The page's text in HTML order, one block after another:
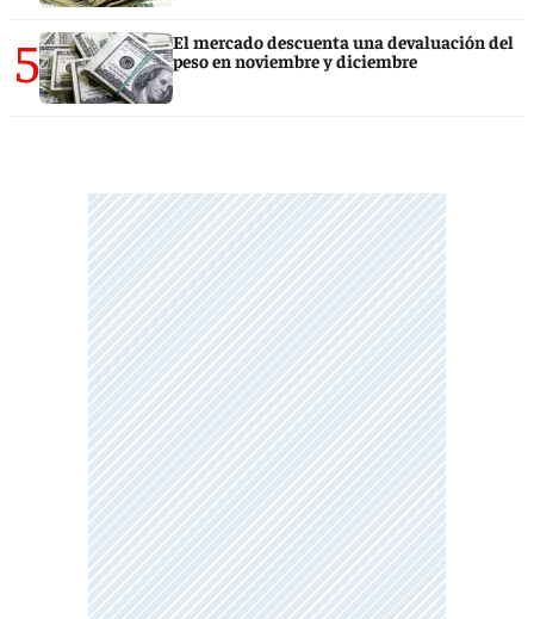
5
El mercado descuenta una devaluación del
peso en noviembre y diciembre